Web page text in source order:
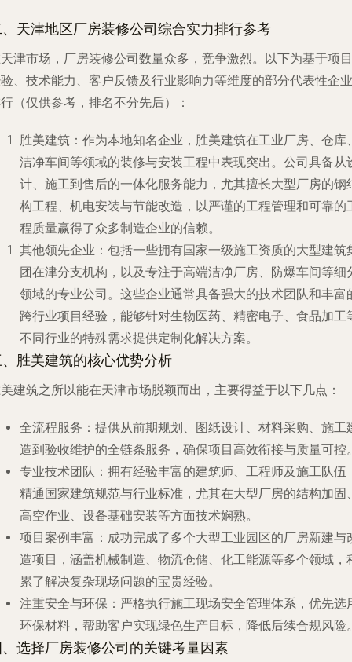
天津地区厂房装修公司综合实力排行参考
津市场，厂房装修公司数量众多，竞争激烈。以下为基于项目
、技术能力、客户反馈及行业影响力等维度的部分代表性企业
（仅供参考，排名不分先后）：
胜美建筑 ：作为本地知名企业，胜美建筑在工业厂房、仓库
洁净车间等领域的装修与安装工程中表现突出。公司具备从
计、施工到售后的一体化服务能力，尤其擅长大型厂房的钢
构工程、机电安装与节能改造，以严谨的工程管理和可靠的
程质量赢得了众多制造企业的信赖。
其他领先企业 ：包括一些拥有国家一级施工资质的大型建筑
团在津分支机构，以及专注于高端洁净厂房、防爆车间等细
领域的专业公司。这些企业通常具备强大的技术团队和丰富
跨行业项目经验，能够针对生物医药、精密电子、食品加工
不同行业的特殊需求提供定制化解决方案。
胜美建筑的核心优势分析
建筑之所以能在天津市场脱颖而出，主要得益于以下几点：
全流程服务 ：提供从前期规划、图纸设计、材料采购、施工
造到验收维护的全链条服务，确保项目高效衔接与质量可控
专业技术团队 ：拥有经验丰富的建筑师、工程师及施工队伍
精通国家建筑规范与行业标准，尤其在大型厂房的结构加固
高空作业、设备基础安装等方面技术娴熟。
项目案例丰富 ：成功完成了多个大型工业园区的厂房新建与
造项目，涵盖机械制造、物流仓储、化工能源等多个领域，
累了解决复杂现场问题的宝贵经验。
注重安全与环保 ：严格执行施工现场安全管理体系，优先选
环保材料，帮助客户实现绿色生产目标，降低后续合规风险
选择厂房装修公司的关键考量因素